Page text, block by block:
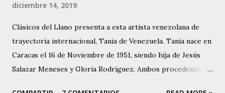
diciembre 14, 2019
Clásicos del Llano presenta a esta artista venezolana de
trayectoria internacional, Tania de Venezuela. Tania nace en
Caracas el 16 de Noviembre de 1951, siendo hija de Jesús
Salazar Meneses y Gloria Rodríguez. Ambos procedentes